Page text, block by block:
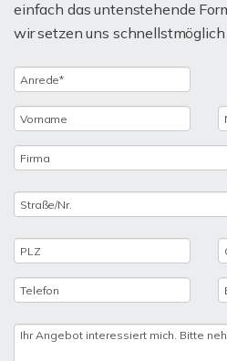
einfach das untenstehende
wir setzen uns